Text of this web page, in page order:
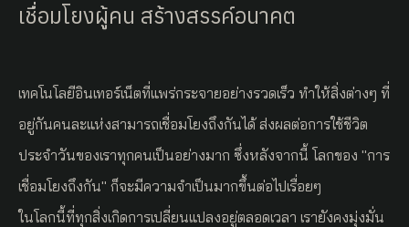
เชื่อมโยงผู้คน สร้างสรรค์อนาคต
เทคโนโลยีอินเทอร์เน็ตที่แพร่กระจายอย่างรวดเร็ว ทำให้สิ่งต่างๆ ที่
อยู่กันคนละแห่งสามารถเชื่อมโยงถึงกันได้ ส่งผลต่อการใช้ชีวิต
ประจำวันของเราทุกคนเป็นอย่างมาก ซึ่งหลังจากนี้ โลกของ "การ
เชื่อมโยงถึงกัน" ก็จะมีความจำเป็นมากขึ้นต่อไปเรื่อยๆ
ในโลกนี้ที่ทุกสิ่งเกิดการเปลี่ยนแปลงอยู่ตลอดเวลา เรายังคงมุ่งมั่น